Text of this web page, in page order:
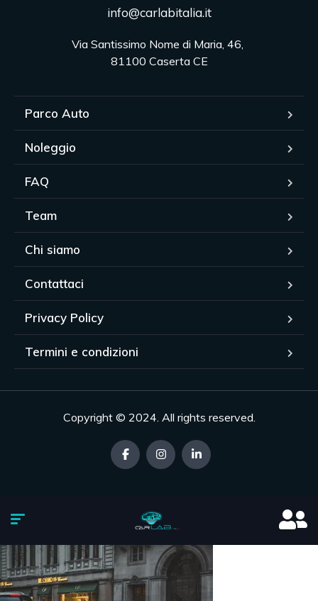
info@carlabitalia.it
Via Santissimo Nome di Maria, 46,
81100 Caserta CE
Parco Auto
Noleggio
FAQ
Team
Chi siamo
Contattaci
Privacy Policy
Termini e condizioni
Copyright © 2024. All rights reserved.